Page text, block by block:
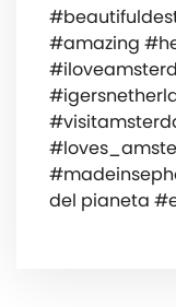
#amazing
del pianeta